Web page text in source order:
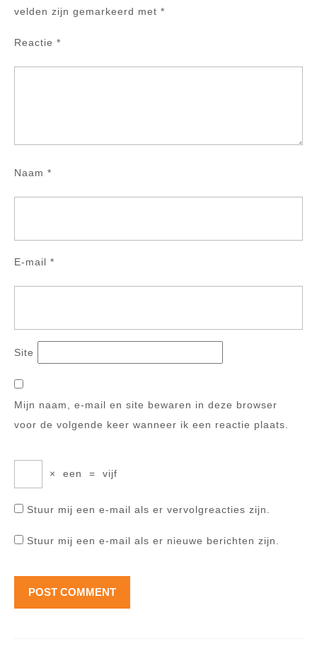
velden zijn gemarkeerd met *
Reactie *
Naam *
E-mail *
Site
Mijn naam, e-mail en site bewaren in deze browser
voor de volgende keer wanneer ik een reactie plaats.
× een = vijf
Stuur mij een e-mail als er vervolgreacties zijn.
Stuur mij een e-mail als er nieuwe berichten zijn.